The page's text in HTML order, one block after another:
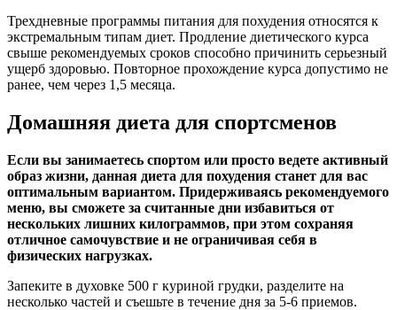
Трехдневные программы питания для похудения относятся к
экстремальным типам диет. Продление диетического курса
свыше рекомендуемых сроков способно причинить серьезный
ущерб здоровью. Повторное прохождение курса допустимо не
ранее, чем через 1,5 месяца.
Домашняя диета для спортсменов
Если вы занимаетесь спортом или просто ведете активный
образ жизни, данная диета для похудения станет для вас
оптимальным вариантом. Придерживаясь рекомендуемого
меню, вы сможете за считанные дни избавиться от
нескольких лишних килограммов, при этом сохраняя
отличное самочувствие и не ограничивая себя в
физических нагрузках.
Запеките в духовке 500 г куриной грудки, разделите на
несколько частей и съешьте в течение дня за 5-6 приемов.